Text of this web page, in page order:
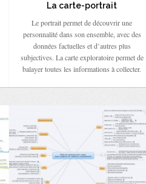
La carte-portrait
Le portrait permet de découvrir une
personnalité dans son ensemble, avec des
données factuelles et d’autres plus
subjectives. La carte exploratoire permet de
balayer toutes les informations à collecter.